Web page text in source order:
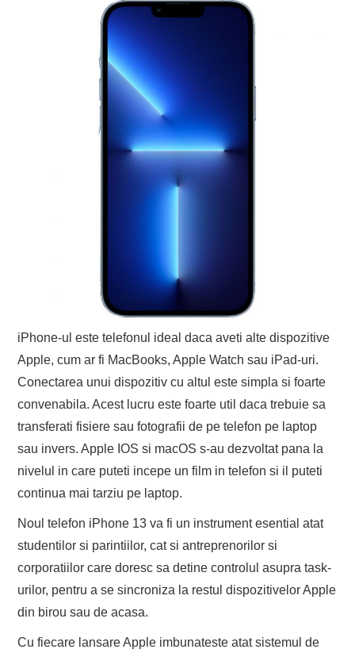
iPhone-ul este telefonul ideal daca aveti alte dispozitive
Apple, cum ar fi MacBooks, Apple Watch sau iPad-uri.
Conectarea unui dispozitiv cu altul este simpla si foarte
convenabila. Acest lucru este foarte util daca trebuie sa
transferati fisiere sau fotografii de pe telefon pe laptop
sau invers. Apple IOS si macOS s-au dezvoltat pana la
nivelul in care puteti incepe un film in telefon si il puteti
continua mai tarziu pe laptop.
Noul telefon iPhone 13 va fi un instrument esential atat
studentilor si parintiilor, cat si antreprenorilor si
corporatiilor care doresc sa detine controlul asupra task-
urilor, pentru a se sincroniza la restul dispozitivelor Apple
din birou sau de acasa.
Cu fiecare lansare Apple imbunateste atat sistemul de